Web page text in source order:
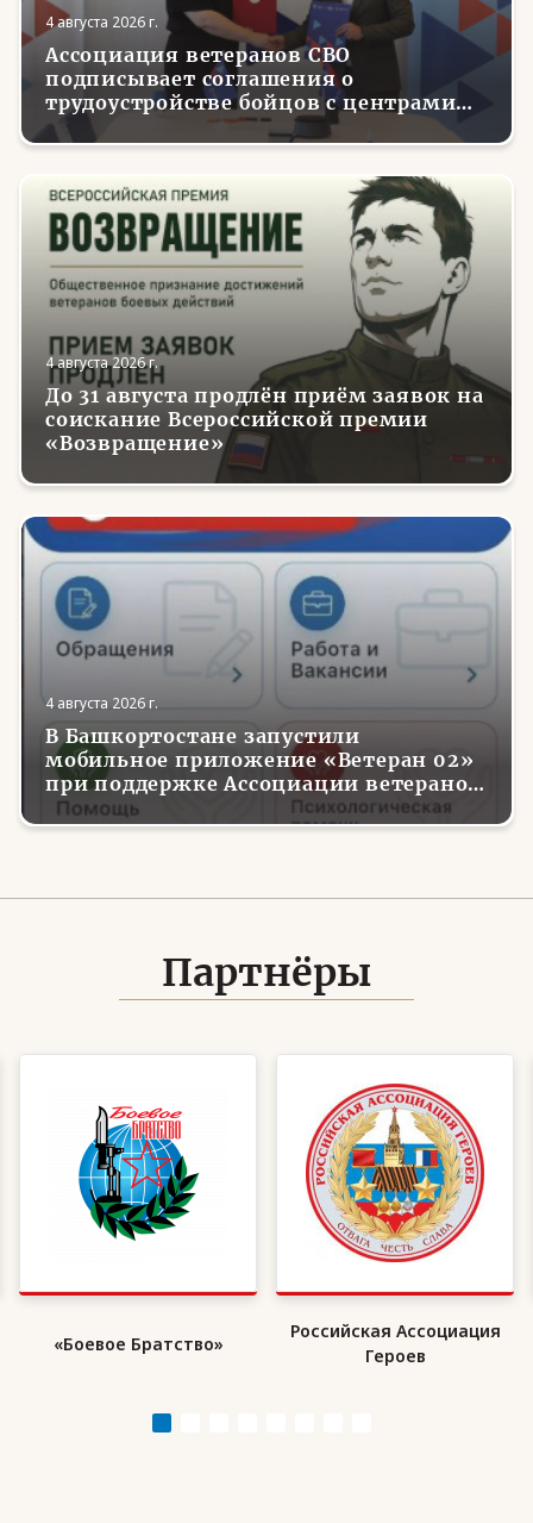
4 августа 2026 г.
Ассоциация ветеранов СВО
подписывает соглашения о
трудоустройстве бойцов с центрами
занятости в регионах России
4 августа 2026 г.
До 31 августа продлён приём заявок на
соискание Всероссийской премии
«Возвращение»
4 августа 2026 г.
В Башкортостане запустили
мобильное приложение «Ветеран 02»
при поддержке Ассоциации ветеранов
СВО
Партнёры
«Боевое Братство»
Российская Ассоциация
Героев